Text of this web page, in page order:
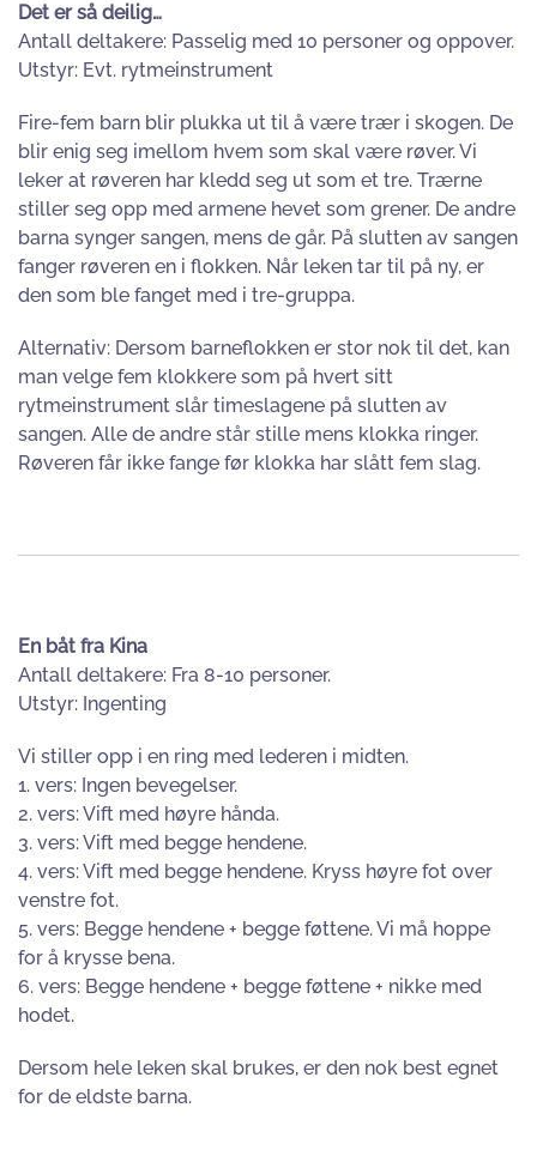
Det er så deilig…
Antall deltakere: Passelig med 10 personer og oppover.
Utstyr: Evt. rytmeinstrument
Fire-fem barn blir plukka ut til å være trær i skogen. De
blir enig seg imellom hvem som skal være røver. Vi
leker at røveren har kledd seg ut som et tre. Trærne
stiller seg opp med armene hevet som grener. De andre
barna synger sangen, mens de går. På slutten av sangen
fanger røveren en i flokken. Når leken tar til på ny, er
den som ble fanget med i tre-gruppa.
Alternativ: Dersom barneflokken er stor nok til det, kan
man velge fem klokkere som på hvert sitt
rytmeinstrument slår timeslagene på slutten av
sangen. Alle de andre står stille mens klokka ringer.
Røveren får ikke fange før klokka har slått fem slag.
En båt fra Kina
Antall deltakere: Fra 8-10 personer.
Utstyr: Ingenting
Vi stiller opp i en ring med lederen i midten.
1. vers: Ingen bevegelser.
2. vers: Vift med høyre hånda.
3. vers: Vift med begge hendene.
4. vers: Vift med begge hendene. Kryss høyre fot over
venstre fot.
5. vers: Begge hendene + begge føttene. Vi må hoppe
for å krysse bena.
6. vers: Begge hendene + begge føttene + nikke med
hodet.
Dersom hele leken skal brukes, er den nok best egnet
for de eldste barna.